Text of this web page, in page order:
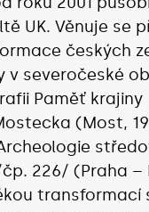
UK. Věnuje se
českých
v severočeské
Paměť krajiny
(Most,
226/ (Praha –
transformací